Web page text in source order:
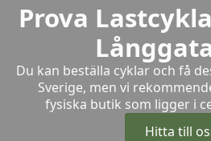
Prova
Du kan beställa cyklar och få
Sverige, men vi
fysiska butik som ligger i
Hitta till